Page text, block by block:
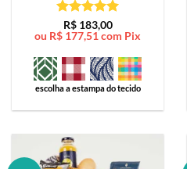
Avaliação5
de 5
R$183,00
ou R$ 177,51com Pix
escolha a estampa do tecido